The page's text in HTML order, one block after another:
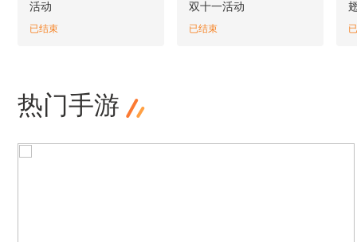
活动
已结束
双十一活动
已结束
热门手游